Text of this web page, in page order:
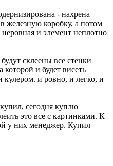
- нахрена
железную коробку, а потом
неровная и элемент неплотно
склеены все стенки
и будет висеть
кулером. и ровно, и легко, и
сегодня куплю
это все с картинками. К
у них менеджер. Купил